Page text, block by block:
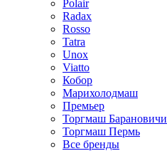
Polair
Radax
Rosso
Tatra
Unox
Viatto
Кобор
Марихолодмаш
Премьер
Торгмаш Барановичи
Торгмаш Пермь
Все бренды